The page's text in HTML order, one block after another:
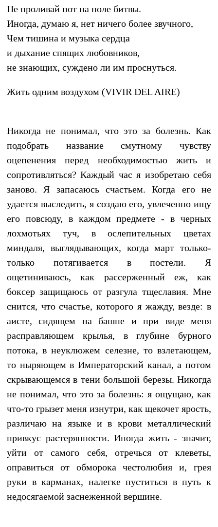
Не проливай пот на поле битвы.
Иногда, думаю я, нет ничего более звучного,
Чем тишина и музыка сердца
и дыхание спящих любовников,
не знающих, суждено ли им проснуться.
Жить одним воздухом (VIVIR DEL AIRE)
Никогда не понимал, что это за болезнь. Как
подобрать название смутному чувству
оцепенения перед необходимостью жить и
сопротивляться? Каждый час я изобретаю себя
заново. Я запасаюсь счастьем. Когда его не
удается выследить, я создаю его, увлеченно ищу
его повсюду, в каждом предмете - в черных
лохмотьях туч, в ослепительных цветах
миндаля, выглядывающих, когда март только-
только потягивается в постели. Я
ощетиниваюсь, как рассерженный еж, как
боксер защищаюсь от разгула тщеславия. Мне
снится, что счастье, которого я жажду, везде: в
аисте, сидящем на башне и при виде меня
расправляющем крылья, в глубине бурного
потока, в неуклюжем селезне, то взлетающем,
то ныряющем в Императорский канал, а потом
скрывающемся в тени большой березы. Никогда
не понимал, что это за болезнь: я ощущаю, как
что-то грызет меня изнутри, как щекочет ярость,
различаю на языке и в крови металлический
привкус растерянности. Иногда жить - значит,
уйти от самого себя, отречься от клеветы,
оправиться от обморока честолюбия и, грея
руки в карманах, налегке пуститься в путь к
недосягаемой заснеженной вершине.